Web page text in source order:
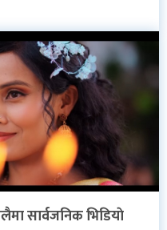
सार्वजनिक भिडियाे